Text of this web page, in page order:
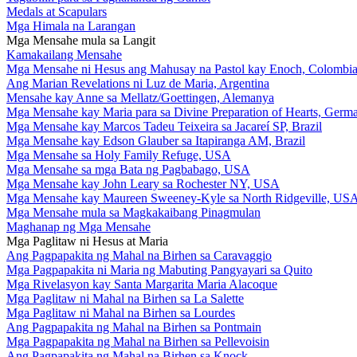
Medals at Scapulars
Mga Himala na Larangan
Mga Mensahe mula sa Langit
Kamakailang Mensahe
Mga Mensahe ni Hesus ang Mahusay na Pastol kay Enoch, Colombia
Ang Marian Revelations ni Luz de Maria, Argentina
Mensahe kay Anne sa Mellatz/Goettingen, Alemanya
Mga Mensahe kay Maria para sa Divine Preparation of Hearts,
Mga Mensahe kay Marcos Tadeu Teixeira sa Jacareí SP, Brazil
Mga Mensahe kay Edson Glauber sa Itapiranga AM, Brazil
Mga Mensahe sa Holy Family Refuge, USA
Mga Mensahe sa mga Bata ng Pagbabago, USA
Mga Mensahe kay John Leary sa Rochester NY, USA
Mga Mensahe kay Maureen Sweeney-Kyle sa North Ridgeville, USA
Mga Mensahe mula sa Magkakaibang Pinagmulan
Maghanap ng Mga Mensahe
Mga Paglitaw ni Hesus at Maria
Ang Pagpapakita ng Mahal na Birhen sa Caravaggio
Mga Pagpapakita ni Maria ng Mabuting Pangyayari sa Quito
Mga Rivelasyon kay Santa Margarita Maria Alacoque
Mga Paglitaw ni Mahal na Birhen sa La Salette
Mga Paglitaw ni Mahal na Birhen sa Lourdes
Ang Pagpapakita ng Mahal na Birhen sa Pontmain
Mga Pagpapakita ng Mahal na Birhen sa Pellevoisin